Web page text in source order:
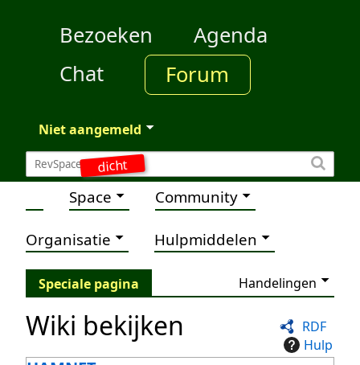
dicht
Bezoeken
Agenda
Chat
Forum
Niet aangemeld
Space Community
Organisatie Hulpmiddelen
Speciale pagina Handelingen
RDF
Hulp
Wiki bekijken